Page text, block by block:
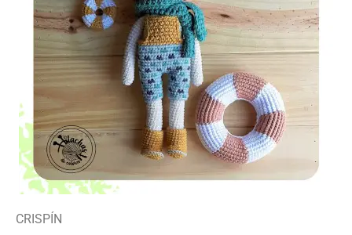
CRISPÍN